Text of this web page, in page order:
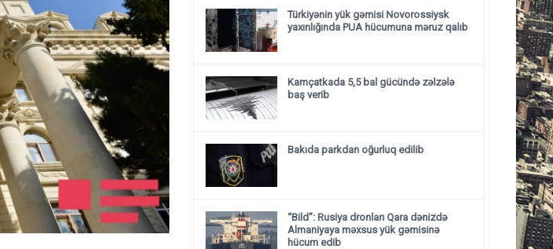
Türkiyənin yük gəmisi Novorossiysk
yaxınlığında PUA hücumuna məruz qalıb
Kamçatkada 5,5 bal gücündə zəlzələ
baş verib
Bakıda parkdan oğurluq edilib
“Bild”: Rusiya dronları Qara dənizdə
Almaniyaya məxsus yük gəmisinə
hücum edib